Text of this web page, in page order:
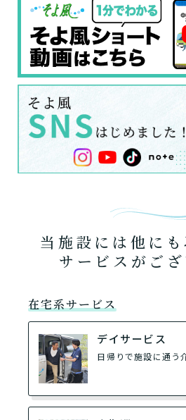
当施設には他に
サービスがござ
在宅系サービス
デイサービス
日帰りで施設に通う